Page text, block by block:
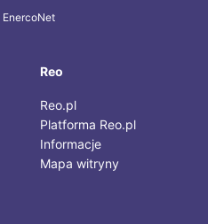
EnercoNet
Reo
Reo.pl
Platforma Reo.pl
Informacje
Mapa witryny